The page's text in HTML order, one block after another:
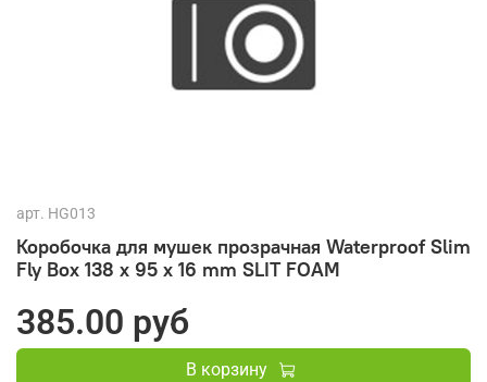
арт. HG013
Коробочка для мушек прозрачная Waterproof Slim
Fly Box 138 х 95 х 16 mm SLIT FOAM
385.00 руб
В корзину